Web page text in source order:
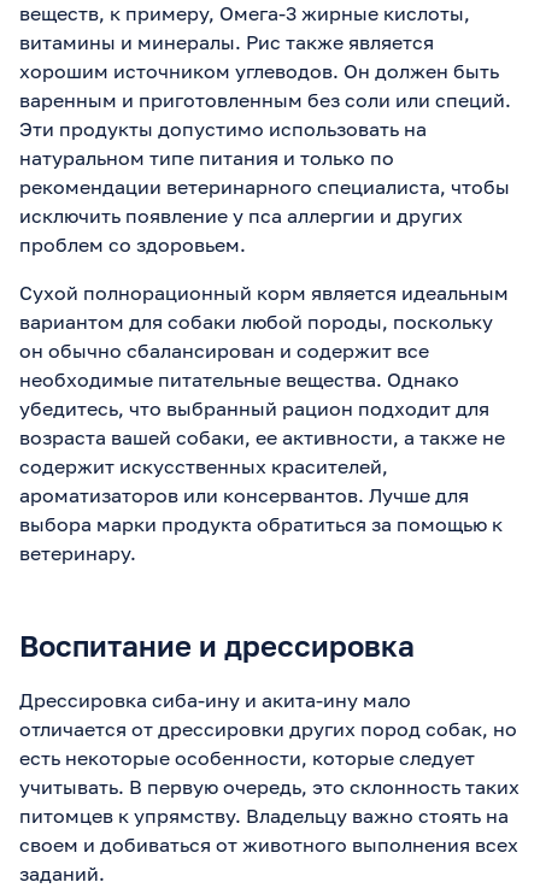
веществ, к примеру, Омега-3 жирные кислоты,
витамины и минералы. Рис также является
хорошим источником углеводов. Он должен быть
варенным и приготовленным без соли или специй.
Эти продукты допустимо использовать на
натуральном типе питания и только по
рекомендации ветеринарного специалиста, чтобы
исключить появление у пса аллергии и других
проблем со здоровьем.
Сухой полнорационный корм является идеальным
вариантом для собаки любой породы, поскольку
он обычно сбалансирован и содержит все
необходимые питательные вещества. Однако
убедитесь, что выбранный рацион подходит для
возраста вашей собаки, ее активности, а также не
содержит искусственных красителей,
ароматизаторов или консервантов. Лучше для
выбора марки продукта обратиться за помощью к
ветеринару.
Воспитание и дрессировка
Дрессировка сиба-ину и акита-ину мало
отличается от дрессировки других пород собак, но
есть некоторые особенности, которые следует
учитывать. В первую очередь, это склонность таких
питомцев к упрямству. Владельцу важно стоять на
своем и добиваться от животного выполнения всех
заданий.